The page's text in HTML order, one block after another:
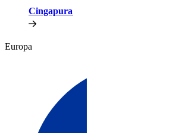
Cingapura​​
Europa​​